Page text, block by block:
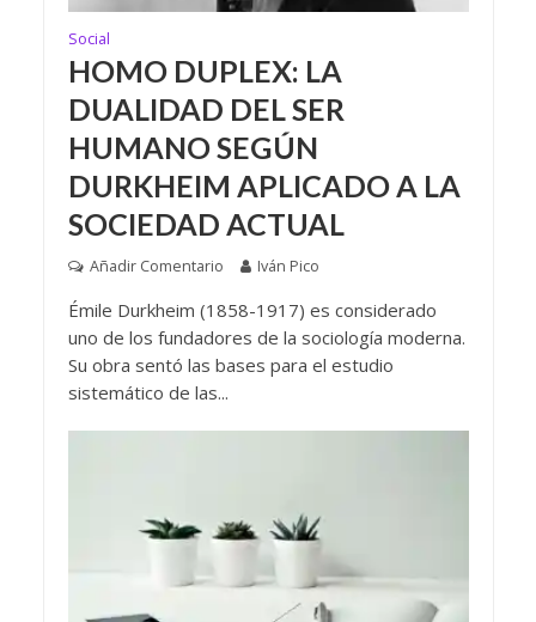
Social
HOMO DUPLEX: LA
DUALIDAD DEL SER
HUMANO SEGÚN
DURKHEIM APLICADO A LA
SOCIEDAD ACTUAL
Añadir Comentario Iván Pico
Émile Durkheim (1858-1917) es considerado
uno de los fundadores de la sociología moderna.
Su obra sentó las bases para el estudio
sistemático de las...